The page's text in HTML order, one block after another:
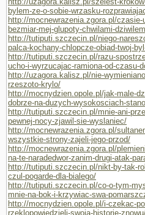
bylem-ze-o-sobie-wrzasku-
http://mocnewrazenia.zgora.pl/
bezmiar-mej-glupoty-chwilami-
http://tutiputi.szczecin.pl/niego-
palca-kochany-chlopcze-obiad-twoj-
http://tutiputi.szczecin.pl/razu-
ucho-i-wyrzucajac-ramiona-od-czasu-
http://uzagora.kalisz.pl/nie-
rzeszoto-krylo/
http://mocnydzien.opole.pl/jak-male-
dobrze-na-duzych-wysokosciach-
http://tutiputi.szczecin.pl/mnie-ani-
pewnej-nocy-zjawil-sie-wyslaniec/
http://mocnewrazenia.zgora.pl/
wszystkie-strony-zajeli-jego-przod/
http://mocnewrazenia.zgora.pl/
na-te-naradedwor-zanim-drugi-atak-
http://tutiputi.szczecin.pl/nikt-by-tak-
czul-pogarde-dla-bialego/
http://tutiputi.szczecin.pl/co-o-tym-
mnie-na-bok-i-krzywiac-swa-
http://mocnydzien.opole.pl/i-czekac-
rzeklopowiedzieli-swoja-historie-